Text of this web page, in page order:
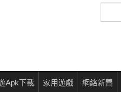
尋
Apk下載 家用遊戲 網絡新聞